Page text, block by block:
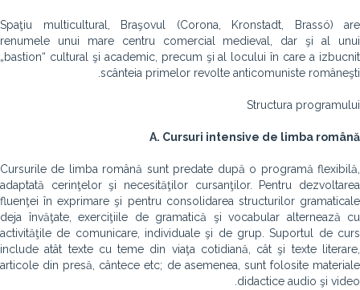
Spaţiu multicultural, Braşovul (Corona, Kronstadt, Brassó) are
renumele unui mare centru comercial medieval, dar şi al unui
„bastion“ cultural şi academic, precum şi al locului în care a izbucnit
scânteia primelor revolte anticomuniste româneşti.
Structura programului
A. Cursuri intensive de limba română
Cursurile de limba română sunt predate după o programă flexibilă,
adaptată cerinţelor şi necesităţilor cursanţilor. Pentru dezvoltarea
fluenţei în exprimare şi pentru consolidarea structurilor gramaticale
deja învăţate, exerciţiile de gramatică şi vocabular alternează cu
activităţile de comunicare, individuale şi de grup. Suportul de curs
include atât texte cu teme din viaţa cotidiană, cât şi texte literare,
articole din presă, cântece etc; de asemenea, sunt folosite materiale
didactice audio şi video.